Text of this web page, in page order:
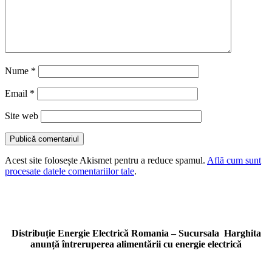
Nume *
Email *
Site web
Acest site folosește Akismet pentru a reduce spamul. Află cum sunt
procesate datele comentariilor tale.
Distribuție Energie Electrică Romania – Sucursala Harghita
anunță întreruperea alimentării cu energie electrică